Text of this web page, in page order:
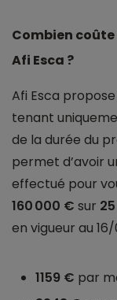
Combien
Afi Esca ?
Afi Esca
tenant
de la durée du
permet d’avoir
effectué pour
160 000 € sur
en vigueur au
1159 € par